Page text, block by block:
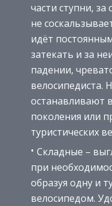
части ступни, за
не
идёт
затекать и за
падении,
велосипедиста.
останавливают
поколения или
туристических
Складные –
при
образуя одну и
велосипедом.